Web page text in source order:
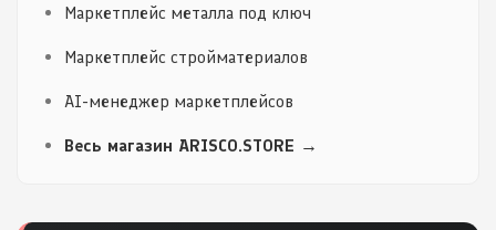
Маркетплейс металла под ключ
Маркетплейс стройматериалов
AI-менеджер маркетплейсов
Весь магазин ARISCO.STORE →